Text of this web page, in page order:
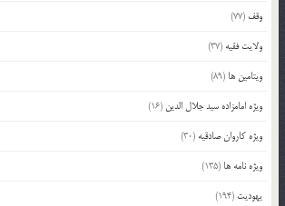
وقف (77)
ولایت فقیه (37)
ویتامین ها (89)
ویژه امامزاده سید جلال الدین (16)
ویژه کاروان صادقیه (30)
ویژه نامه ها (135)
یهودیت (194)